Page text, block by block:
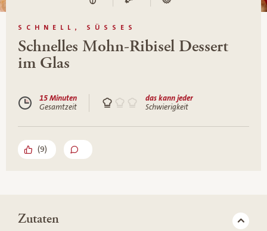
SCHNELL, SÜSSES
Schnelles Mohn-Ribisel Dessert
im Glas
15 Minuten
Gesamtzeit
das kann jeder
Schwierigkeit
(9)
Zutaten